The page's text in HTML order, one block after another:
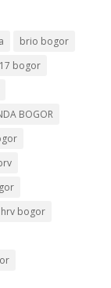
brio bogor
bogor
BOGOR
bogor